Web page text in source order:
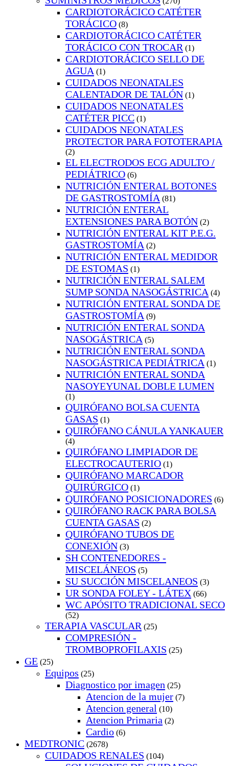
CARDIOTORÁCICO CATÉTER
TORÁCICO (8)
CARDIOTORÁCICO CATÉTER
TORÁCICO CON TROCAR (1)
CARDIOTORÁCICO SELLO DE
AGUA (1)
CUIDADOS NEONATALES
CALENTADOR DE TALÓN (1)
CUIDADOS NEONATALES
CATÉTER PICC (1)
CUIDADOS NEONATALES
PROTECTOR PARA FOTOTERAPIA
(2)
EL ELECTRODOS ECG ADULTO /
PEDIÁTRICO (6)
NUTRICIÓN ENTERAL BOTONES
DE GASTROSTOMÍA (81)
NUTRICIÓN ENTERAL
EXTENSIONES PARA BOTÓN (2)
NUTRICIÓN ENTERAL KIT P.E.G.
GASTROSTOMÍA (2)
NUTRICIÓN ENTERAL MEDIDOR
DE ESTOMAS (1)
NUTRICIÓN ENTERAL SALEM
SUMP SONDA NASOGÁSTRICA (4)
NUTRICIÓN ENTERAL SONDA DE
GASTROSTOMÍA (9)
NUTRICIÓN ENTERAL SONDA
NASOGÁSTRICA (5)
NUTRICIÓN ENTERAL SONDA
NASOGÁSTRICA PEDIÁTRICA (1)
NUTRICIÓN ENTERAL SONDA
NASOYEYUNAL DOBLE LUMEN
(1)
QUIRÓFANO BOLSA CUENTA
GASAS (1)
QUIRÓFANO CÁNULA YANKAUER
(4)
QUIRÓFANO LIMPIADOR DE
ELECTROCAUTERIO (1)
QUIRÓFANO MARCADOR
QUIRÚRGICO (1)
QUIRÓFANO POSICIONADORES (6)
QUIRÓFANO RACK PARA BOLSA
CUENTA GASAS (2)
QUIRÓFANO TUBOS DE
CONEXIÓN (3)
SH CONTENEDORES -
MISCELÁNEOS (5)
SU SUCCIÓN MISCELANEOS (3)
UR SONDA FOLEY - LÁTEX (66)
WC APÓSITO TRADICIONAL SECO
(52)
TERAPIA VASCULAR (25)
COMPRESIÓN -
TROMBOPROFILAXIS (25)
GE (25)
Equipos (25)
Diagnostico por imagen (25)
Atencion de la mujer (7)
Atencion general (10)
Atencion Primaria (2)
Cardio (6)
MEDTRONIC (2678)
CUIDADOS RENALES (104)